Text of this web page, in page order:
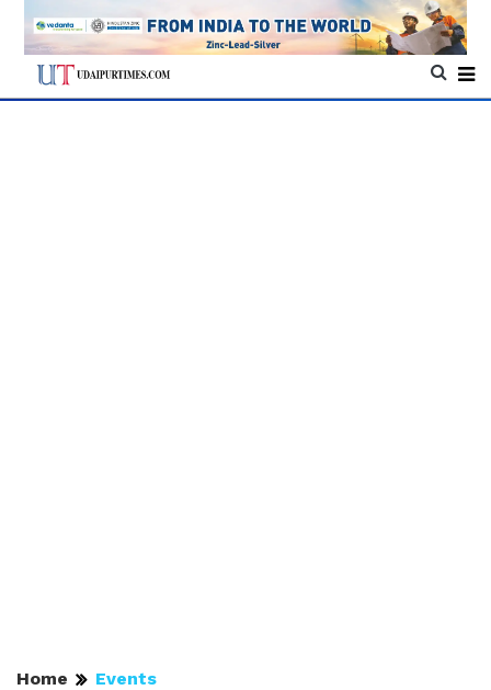
Home Events